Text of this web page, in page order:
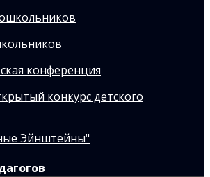
конференция
конкурс детского
Эйнштейны"